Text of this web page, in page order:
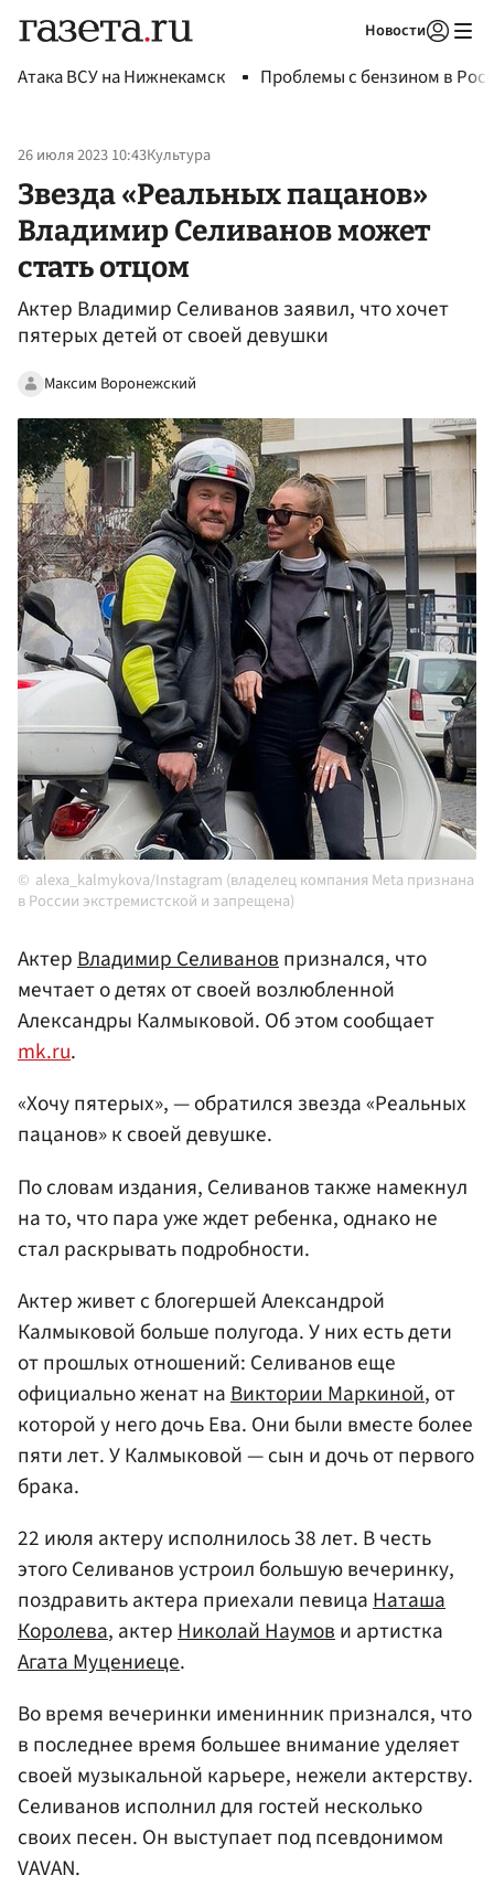
Новости
Атака ВСУ на Нижнекамск Проблемы с бензином в
26 июля 2023 10:43Культура
Звезда «Реальных пацанов»
Владимир Селиванов может
стать отцом
Актер Владимир Селиванов заявил, что хочет
пятерых детей от своей девушки
Максим Воронежский
alexa_kalmykova/Instagram (владелец компания Meta признана
в России экстремистской и запрещена)
АктерВладимир Селивановпризнался, что
мечтает о детях от своей возлюбленной
Александры Калмыковой. Об этом сообщает
mk.ru.
«Хочу пятерых», — обратился звезда «Реальных
пацанов» к своей девушке.
По словам издания, Селиванов также намекнул
на то, что пара уже ждет ребенка, однако не
стал раскрывать подробности.
Актер живет с блогершей Александрой
Калмыковой больше полугода. У них есть дети
от прошлых отношений: Селиванов еще
официально женат наВиктории Маркиной, от
которой у него дочь Ева. Они были вместе более
пяти лет. У Калмыковой — сын и дочь от первого
брака.
22 июля актеру исполнилось 38 лет. В честь
этого Селиванов устроил большую вечеринку,
поздравить актера приехали певицаНаташа
Королева, актерНиколай Наумови артистка
Агата Муцениеце.
Во время вечеринки именинник признался, что
в последнее время большее внимание уделяет
своей музыкальной карьере, нежели актерству.
Селиванов исполнил для гостей несколько
своих песен. Он выступает под псевдонимом
VAVAN.